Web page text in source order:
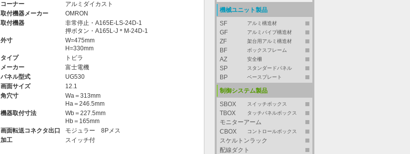
コーナー
アルミダイカスト
取付機器メーカー
OMRON
取付機器
非常停止・A165E-LS-24D-1
押ボタン・A165L-J＊M-24D-1
外寸
W=475mm
H=330mm
タイプ
トビラ
メーカー
富士電機
パネル型式
UG530
画面サイズ
12.1
角穴寸
Wa＝313mm
Ha＝246.5mm
機器取付寸法
Wb＝227.5mm
Hb＝165mm
画面転送コネクタ出口
モジュラー 8Pメス
加工
スイッチ付
機械ユニット製品
SF
アルミ構造材
GF アルミパイプ構造材
ZF 架台用アルミ構造材
BF ボックスフレーム
AZ 安全柵
SP スタンダードパネル
BP ベースプレート
制御システム製品
SBOX
スイッチボックス
TBOX タッチパネルボックス
モニターアーム
CBOX
コントロールボックス
スケルトンラック
配線ダクト